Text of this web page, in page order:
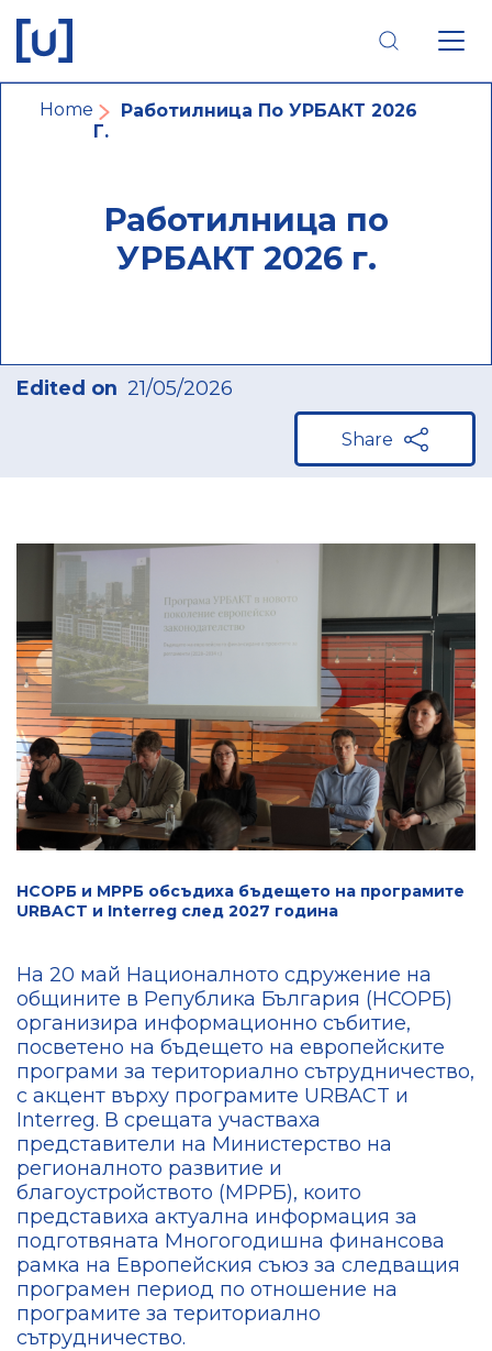
main
navigation
main
content
footer
navigation
Breadcrumb
Home
Работилница По УРБАКТ 2026
Г.
Работилница по
УРБАКТ 2026 г.
Edited on 21/05/2026
Share
НСОРБ и МРРБ обсъдиха бъдещето на програмите
URBACT и Interreg след 2027 година
На 20 май Националното сдружение на
общините в Република България (НСОРБ)
организира информационно събитие,
посветено на бъдещето на европейските
програми за териториално сътрудничество,
с акцент върху програмите URBACT и
Interreg. В срещата участваха
представители на Министерство на
регионалното развитие и
благоустройството (МРРБ), които
представиха актуална информация за
подготвяната Многогодишна финансова
рамка на Европейския съюз за следващия
програмен период по отношение на
програмите за териториално
сътрудничество.